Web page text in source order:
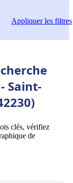
Appliquerles filtres
Saint-
clés, vérifiez
de